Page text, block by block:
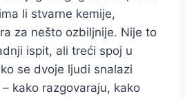
li stvarne kemije,
za nešto ozbiljnije. Nije to
ispit, ali treći spoj u
se dvoje ljudi snalazi
kako razgovaraju, kako